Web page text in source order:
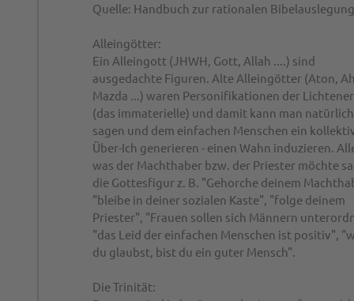
Quelle: Handbuch zur rationalen Bibelauslegung
Alleingötter:
Ein Alleingott (JHWH, Gott, Allah ....) sind
ausgedachte Figuren. Alte Alleingötter (Aton,
Mazda ...) waren Personifikationen der
(das immaterielle) und damit kann man
sagen und dem einfachen Menschen ein
Über-Ich generieren - einen Wahn induzieren.
was der Machthaber bzw. der Priester möchte
die Gottesfigur z. B. "Gehorche deinem
"bleibe in deiner sozialen Kaste", "folge deinem
Priester", "Frauen sollen sich Männern
"das Leid der einfachen Menschen ist positiv",
du glaubst, bist du ein guter Mensch".
Die Trinität: